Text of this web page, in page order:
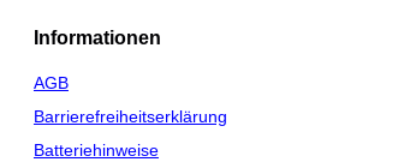
Informationen
AGB
Barrierefreiheitserklärung
Batteriehinweise